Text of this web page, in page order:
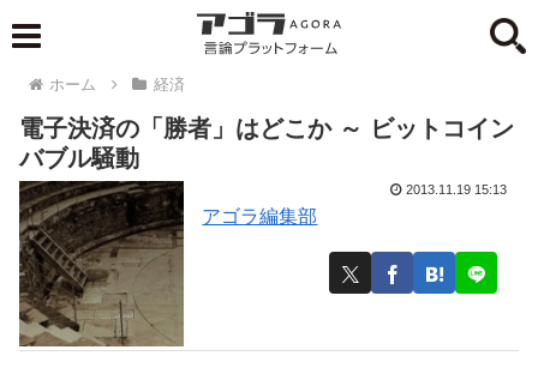
ホーム 経済
電子決済の「勝者」はどこか ～ ビットコイン
バブル騒動
アゴラ編集部
2013.11.19 15:13